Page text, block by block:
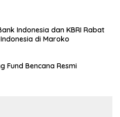
Indonesia dan KBRI Rabat
di Maroko
Fund Bencana Resmi